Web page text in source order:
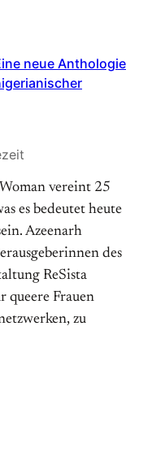
neue Anthologie
vereint 25
es bedeutet heute
Azeenarh
des
ReSista
queere Frauen
zu